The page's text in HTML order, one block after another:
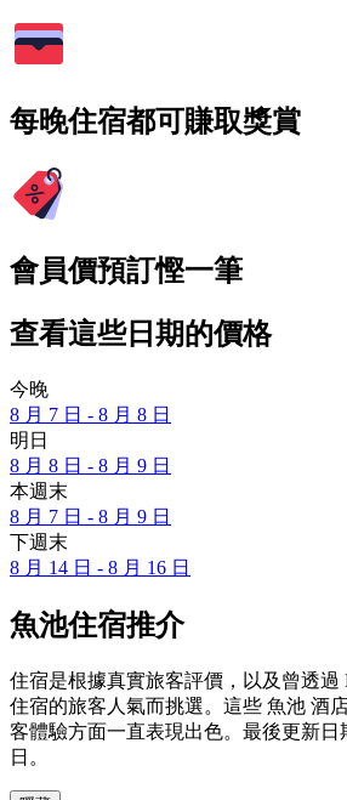
每晚住宿都可賺取獎賞
會員價預訂慳一筆
查看這些日期的價格
今晚
8 月 7 日 - 8 月 8 日
明日
8 月 8 日 - 8 月 9 日
本週末
8 月 7 日 - 8 月 9 日
下週末
8 月 14 日 - 8 月 16 日
魚池住宿推介
住宿是根據真實旅客評價，以及曾透過
住宿的旅客人氣而挑選。這些 魚池 酒
客體驗方面一直表現出色。最後更新日
日 。